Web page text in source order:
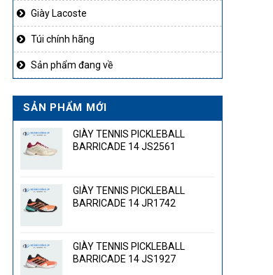
Giày Lacoste
Túi chính hãng
Sản phẩm đang về
SẢN PHẨM MỚI
GIÀY TENNIS PICKLEBALL
BARRICADE 14 JS2561
GIÀY TENNIS PICKLEBALL
BARRICADE 14 JR1742
GIÀY TENNIS PICKLEBALL
BARRICADE 14 JS1927